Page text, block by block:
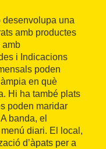
desenvolupa una
amb productes
amb
i Indicacions
poden
en què
Hi ha també plats
poden maridar
banda, el
diari. El local,
d’àpats per a